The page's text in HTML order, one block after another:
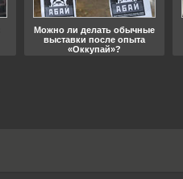
Можно ли делать обычные
выставки после опыта
«Оккупай»?